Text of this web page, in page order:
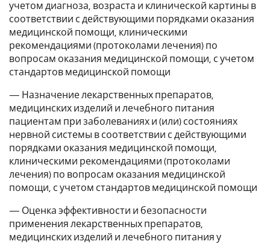
учетом диагноза, возраста и клинической картины в
соответствии с действующими порядками оказания
медицинской помощи, клиническими
рекомендациями (протоколами лечения) по
вопросам оказания медицинской помощи, с учетом
стандартов медицинской помощи
— Назначение лекарственных препаратов,
медицинских изделий и лечебного питания
пациентам при заболеваниях и (или) состояниях
нервной системы в соответствии с действующими
порядками оказания медицинской помощи,
клиническими рекомендациями (протоколами
лечения) по вопросам оказания медицинской
помощи, с учетом стандартов медицинской помощи
— Оценка эффективности и безопасности
применения лекарственных препаратов,
медицинских изделий и лечебного питания у